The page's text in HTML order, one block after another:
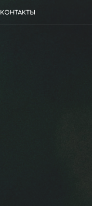
КОНТАКТЫ